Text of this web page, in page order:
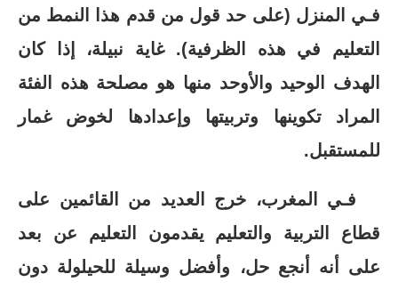
فـي المنزل (على حد قول من قدم هذا النمط من
التعليم في هذه الظرفية). غاية نبيلة، إذا كان
الهدف الوحيد والأوحد منها هو مصلحة هذه الفئة
المراد تكوينها وتربيتها وإعدادها لخوض غمار
للمستقبل.
فـي المغرب، خرج العديد من القائمين على
قطاع التربية والتعليم يقدمون التعليم عن بعد
على أنه أنجع حل، وأفضل وسيلة للحيلولة دون